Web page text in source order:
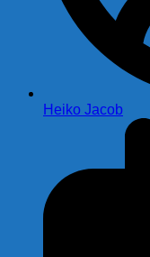
Heiko Jacob